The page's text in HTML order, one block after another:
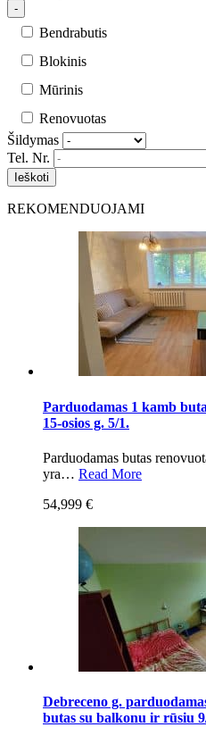
-
Bendrabutis
Blokinis
Mūrinis
Renovuotas
Šildymas
Tel. Nr.
REKOMENDUOJAMI
Parduodamas 1 kamb
15-osios g. 5/1.
Parduodamas butas
yra… Read More
54,999 €
Debreceno g.
butas su balkonu ir rūsiu